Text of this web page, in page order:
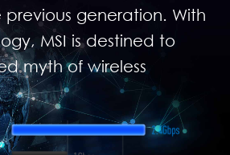
generation. With
MSI is destined to
myth of wireless